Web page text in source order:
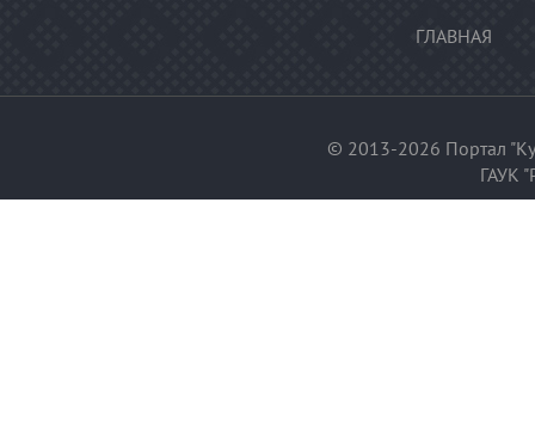
ГЛАВНАЯ
© 2013-2026 Портал
ГАУК